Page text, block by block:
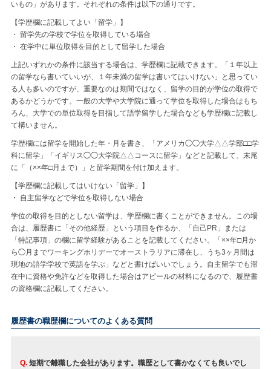
いもの」があります。それぞれの条件は以下の通りです。
【学歴欄に記載してよい「留学」】
・ 留学先の学校で学位を取得している場合
・ 在学中に単位取得を目的として留学した場合
上記いずれかの条件に該当する場合は、学歴欄に記載できます。「１年以上
の留学なら書いていいが、１年未満の留学は書いてはいけない」と思ってい
る人も多いのですが、重要なのは期間ではなく、留学の目的が学位の取得で
あるかどうかです。一般の大学や大学院に通って学位を取得した場合はもち
ろん、大学での単位取得を目指して語学留学した場合なども学歴欄に記載し
て構いません。
学歴欄には留学を開始した年・月を書き、「アメリカ◯◯大学△△学部□□学
科に留学」「イギリス◯◯大学院△△コースに留学」などと記載して、末尾
に「（××年□月まで）」と留学期間を付け加えます。
【学歴欄に記載してはいけない「留学」】
・ 自主留学などで学位を取得しない場合
学位の取得を目的としない留学は、学歴欄に書くことができません。この場
合は、履歴書に「その他経歴」という項目を作るか、「自己PR」または
「特記事項」の欄に留学経験があることを記載してください。「××年□月か
ら◯月までワーキングホリデーでオーストラリアに滞在し、うち3ヶ月間は
現地の語学学校で英語を学ぶ」などと書けばいいでしょう。自主留学でも滞
在中に資格や免許などを取得した場合はアピールの材料になるので、履歴書
の資格欄に記載してください。
履歴書の職歴欄についてのよくある質問
Q. 短期で離職した会社があります。職歴として書かなくても良いでし